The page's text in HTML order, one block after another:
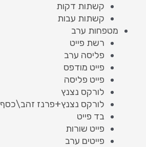
קשתות דקות
קשתות עבות
מטפחות ערב
רשת פייט
פליסה ערב
פייט מודפס
פייט פליסה
לורקס נצנץ
לורקס נצנץ+פרנז זהב\כסף
בד פייט
פייט שורות
פייטים ערב